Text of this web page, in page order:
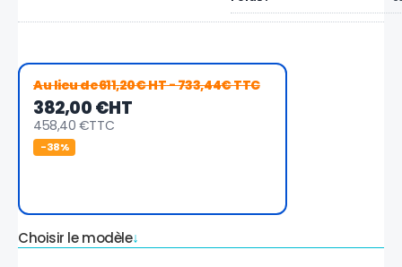
Au lieu de611,20€ HT- 733,44€ TTC
382,00 €HT
458,40 €TTC
-38%
Choisir le modèle